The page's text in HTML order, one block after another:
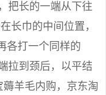
把长的一端从下往
长巾的中间位置，
各打一个同样的
拉到颈后，以平结
羊毛内购，京东淘